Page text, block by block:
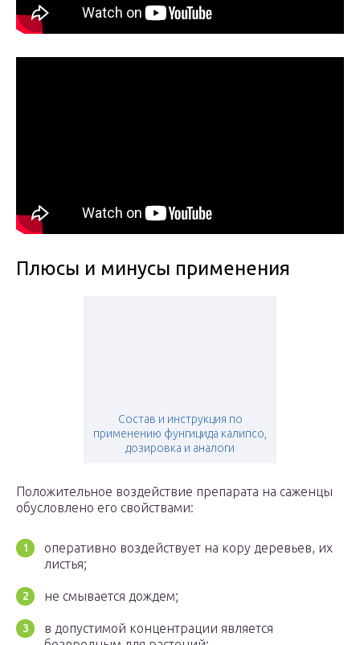
Плюсы и минусы применения
Состав и инструкция по
применению фунгицида калипсо,
дозировка и аналоги
Положительное воздействие препарата на саженцы
обусловлено его свойствами:
оперативно воздействует на кору деревьев, их
листья;
не смывается дождем;
в допустимой концентрации является